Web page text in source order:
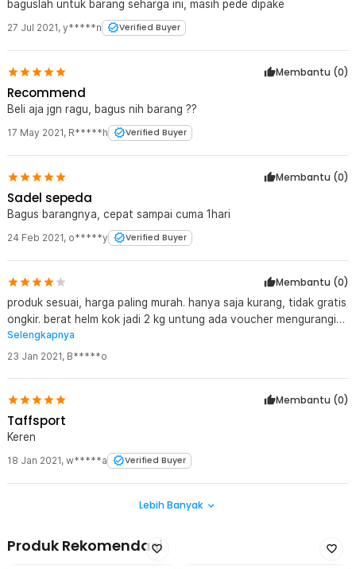
bagian dalam helm Anda selalu berada dalam kondisi yang bersih
Kelengkapan Produk
Rincian yang Anda dapatkan untuk pembelian produk ini:
1 x TaffSPORT Helm Sepeda Road Bike Ultralight Bicycle Helmet
18 Air Vent - X40
baguslah untuk barang seharga ini, masih pede dipake
27 Jul 2021, y*****n Verified Buyer
Membantu (0)
Recommend
Beli aja jgn ragu, bagus nih barang ??
17 May 2021, R*****h Verified Buyer
Membantu (0)
Sadel sepeda
Bagus barangnya, cepat sampai cuma 1hari
24 Feb 2021, o*****y Verified Buyer
Membantu (0)
produk sesuai, harga paling murah. hanya saja kurang, tidak gratis
ongkir. berat helm kok jadi 2 kg untung ada voucher mengurangi
ongkir yang 2 kg itu.
Selengkapnya
23 Jan 2021, B*****o
Membantu (0)
Taffsport
Keren
18 Jan 2021, w*****a Verified Buyer
Lebih Banyak
Produk Rekomendasi